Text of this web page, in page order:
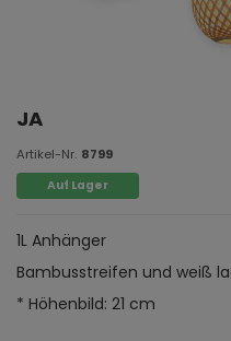
JA
Artikel-Nr. 8799
Auf Lager
1L Anhänger
Bambusstreifen und weiß
* Höhenbild: 21 cm